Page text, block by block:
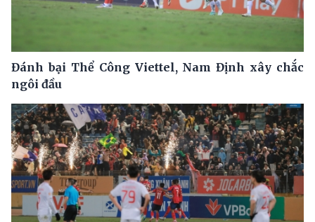
Đánh bại Thể Công Viettel, Nam Định xây chắc
ngôi đầu